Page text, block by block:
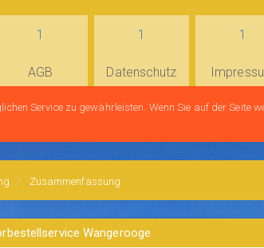
AGB Datenschutz
Service zu gewährleisten. Wenn Sie auf der Seite
Zusammenfassung
Wangerooge